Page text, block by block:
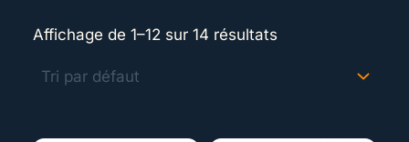
Affichage de 1–12 sur 14 résultats